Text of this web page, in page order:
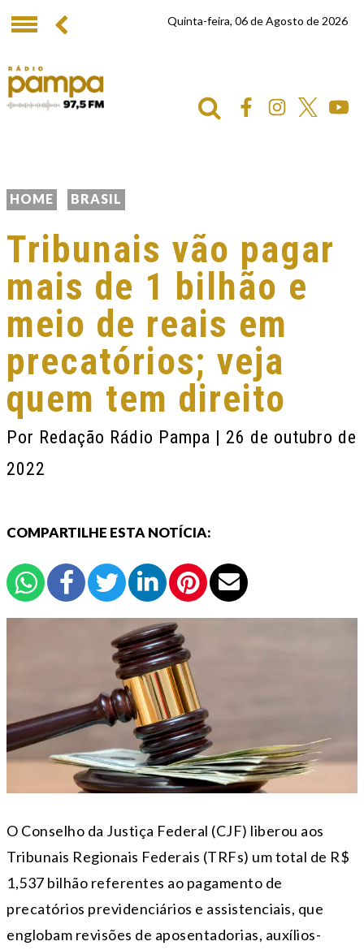
Quinta-feira, 06 de Agosto de 2026
HOME BRASIL
Tribunais vão pagar
mais de 1 bilhão e
meio de reais em
precatórios; veja
quem tem direito
Por Redação Rádio Pampa | 26 de outubro de
2022
COMPARTILHE ESTA NOTÍCIA:
O Conselho da Justiça Federal (CJF) liberou aos
Tribunais Regionais Federais (TRFs) um total de R$
1,537 bilhão referentes ao pagamento de
precatórios previdenciários e assistenciais, que
englobam revisões de aposentadorias, auxílios-